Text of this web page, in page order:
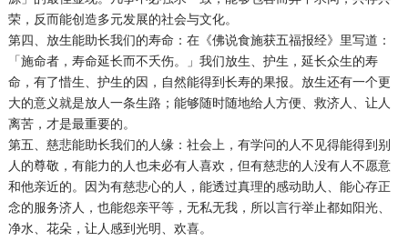
荣，反而能创造多元发展的社会与文化。
第四、放生能助长我们的寿命：在《佛说食施获五福报经》里写道：
「施命者，寿命延长而不夭伤。」我们放生、护生，延长众生的寿
命，有了惜生、护生的因，自然能得到长寿的果报。放生还有一个更
大的意义就是放人一条生路；能够随时随地给人方便、救济人、让人
离苦，才是最重要的。
第五、慈悲能助长我们的人缘：社会上，有学问的人不见得能得到别
人的尊敬，有能力的人也未必有人喜欢，但有慈悲的人没有人不愿意
和他亲近的。因为有慈悲心的人，能透过真理的感动助人、能心存正
念的服务济人，也能怨亲平等，无私无我，所以言行举止都如阳光、
净水、花朵，让人感到光明、欢喜。